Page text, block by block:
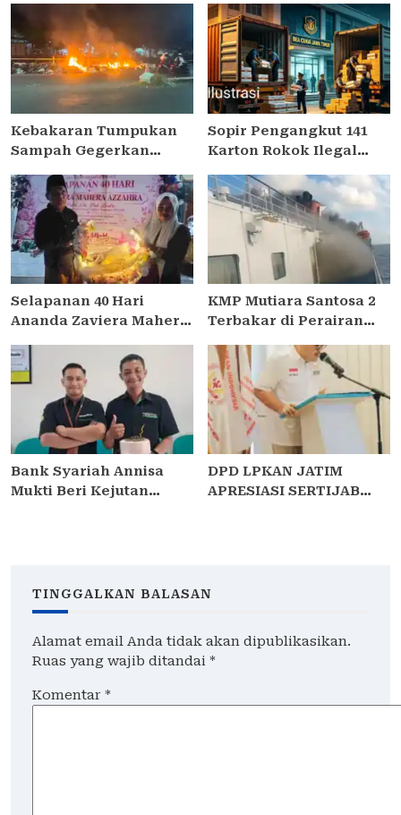
Kebakaran Tumpukan
Sampah Gegerkan
Donomulyo Surabaya
Sopir Pengangkut 141
Karton Rokok Ilegal
Dasar Hukum Bea Cukai
Juanda
Selapanan 40 Hari
Ananda Zaviera Mahera
Berlangsung Khidmat
dan Penuh
Kebersamaan
KMP Mutiara Santosa 2
Terbakar di Perairan
Penumpang Dievakuasi
Bank Syariah Annisa
Mukti Beri Kejutan
DPD LPKAN JATIM
APRESIASI SERTIJAB
“JOGO JATIM” DAN
TINGGALKAN BALASAN
Alamat email Anda tidak akan dipublikasikan.
Ruas yang wajib ditandai *
Komentar *